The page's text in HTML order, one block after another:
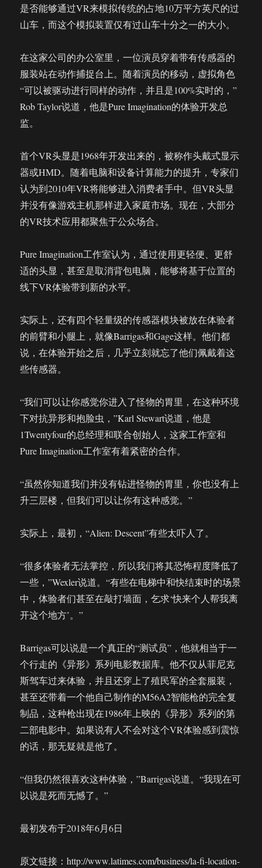
是否能够通过VR来模拟传统的占地10万平方英尺的过
山车，而这个模拟装置仅有过山车十分之一的大小。
在这家公司的办公室里，一位演员穿着带有传感器的
服装站在动作捕捉台上。随着演员的移动，虚拟角色
“可以被驱动进行同样的动作，并且是100%实时的，”
Rob Taylor说道，他是Pure Imagination的体验开发总
监。
首个VR头显是1968年开发出来的，被称作头戴式显示
器或HMD。随着电脑和设备计算能力的提升，专家们
认为到2010年VR将能够进入消费者手中。但VR头显
并没有像游戏主机那样进入家庭市场。现在，大部分
的VR技术应用都聚焦于公众场合。
Pure Imagination工作室认为，通过使用更轻便、更舒
适的头显，甚至是取消背包电脑，能够将基于位置的
线下VR体验带到新的水平。
实际上，还有四个轻量级的传感器模块被放在体验者
的前臂和小腿上，就像Barrigas和Gage这样。他们都
说，在体验开始之后，几乎立刻就忘了他们佩戴着这
些传感器。
“我们可以让你感觉你进入了怪物的胃里，在这种环境
下对抗异形和抱脸虫，”Karl Stewart说道，他是
1Twentyfour的总经理和联合创始人，这家工作室和
Pure Imagination工作室有着紧密的合作。
“虽然你知道我们并没有钻进怪物的胃里，你也没有上
升三层楼，但我们可以让你有这种感觉。”
实际上，最初，“Alien: Descent”有些太吓人了。
“很多体验者无法掌控，所以我们将其恐怖程度降低了
一些，”Wexler说道。“有些在电梯中和快结束时的场景
中，体验者们甚至在敲打墙面，乞求‘快来个人帮我离
开这个地方’。”
Barrigas可以说是一个真正的“测试员”，他就相当于一
个行走的《异形》系列电影数据库。他不仅从菲尼克
斯驾车过来体验，并且还穿上了殖民军的全套服装，
甚至还带着一个他自己制作的M56A2智能枪的完全复
制品，这种枪出现在1986年上映的《异形》系列的第
二部电影中。如果说有人不会对这个VR体验感到震惊
的话，那无疑就是他了。
“但我仍然很喜欢这种体验，”Barrigas说道。“我现在可
以说是死而无憾了。”
最初发布于2018年6月6日
原文链接：http://www.latimes.com/business/la-fi-location-